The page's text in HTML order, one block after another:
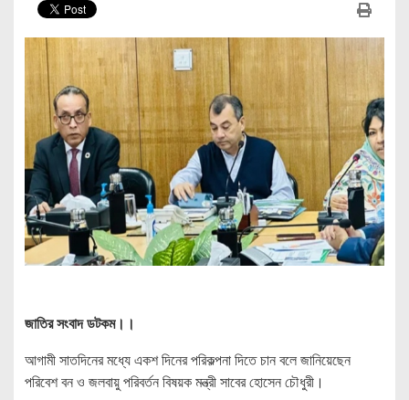
জাতির সংবাদ ডটকম।।
আগামী সাতদিনের মধ্যে একশ দিনের পরিকল্পনা দিতে চান বলে জানিয়েছেন
পরিবেশ বন ও জলবায়ু পরিবর্তন বিষয়ক মন্ত্রী সাবের হোসেন চৌধুরী।